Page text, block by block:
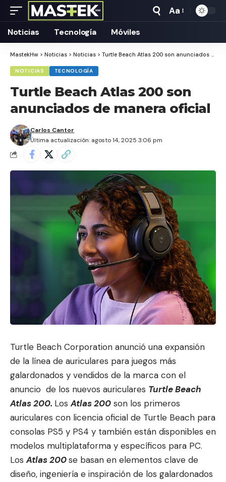
Tamaño
Aa
Noticias Tecnología Móviles
MastekHw > Noticias > Noticias > Turtle Beach Atlas 200 son anunciados de manera oficial
NOTICIAS TECNOLOGÍA
Turtle Beach Atlas 200 son
anunciados de manera oficial
Última actualización: agosto 14, 2025 3:06 pm
Carlos Cantor
Turtle Beach Corporation anunció una expansión
de la línea de auriculares para juegos más
galardonados y vendidos de la marca con el
anuncio de los nuevos auriculares Turtle Beach
Atlas 200. LosAtlas 200 son los primeros
auriculares con licencia oficial de Turtle Beach para
consolas PS5 y PS4 y también están disponibles en
modelos multiplataforma y específicos para PC.
LosAtlas 200se basan en elementos clave de
diseño, ingeniería e inspiración de los galardonados